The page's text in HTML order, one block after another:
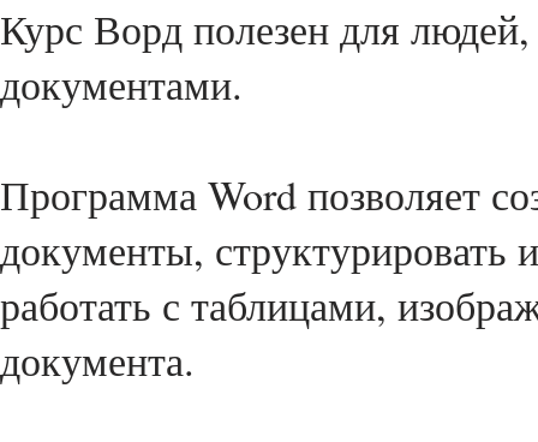
Курс Ворд полезен для
документами.
Программа Word позволяет
документы,
работать с таблицами,
документа.